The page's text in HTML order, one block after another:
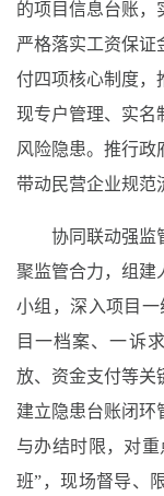
的项目信息台账，
严格落实工资保证
付四项核心制度，
现专户管理、实名
风险隐患。推行政
带动民营企业规范
协同联动强监
聚监管合力，组建
小组，深入项目
目一档案、一诉
放、资金支付等关
建立隐患台账闭环
与办结时限，对
班”，现场督导、